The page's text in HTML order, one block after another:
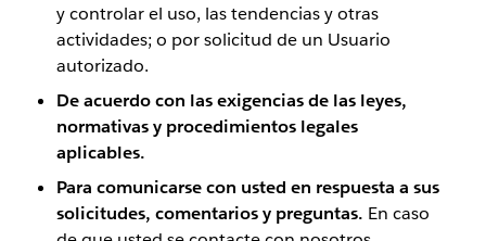
y controlar el uso, las tendencias y otras
actividades; o por solicitud de un Usuario
autorizado.
De acuerdo con las exigencias de las leyes,
normativas y procedimientos legales
aplicables.
Para comunicarse con usted en respuesta a sus
solicitudes, comentarios y preguntas. En caso